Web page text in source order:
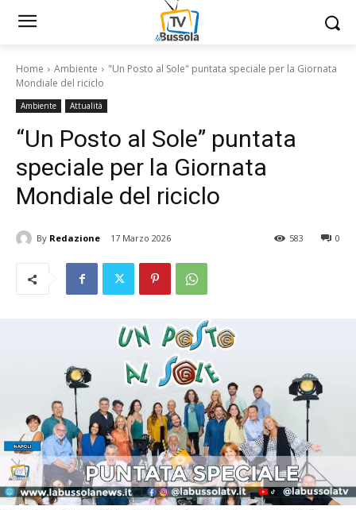
Home Ambiente
"Un Posto al Sole" puntata speciale per la Giornata
Mondiale del riciclo
Ambiente Attualità
“Un Posto al Sole” puntata
speciale per la Giornata
Mondiale del riciclo
By Redazione 17 Marzo 2026 0
583